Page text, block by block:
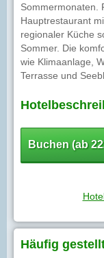
Sommermonaten.
Hauptrestaurant
regionaler Küche
Sommer. Die
wie Klimaanlage,
Terrasse und
Buchen (ab
Häufig